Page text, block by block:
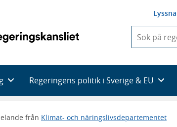
Lyssna
du
skriva
framträder
en
med
Regeringens politik i Sverige & EU
från Klimat- och näringslivsdepartementet